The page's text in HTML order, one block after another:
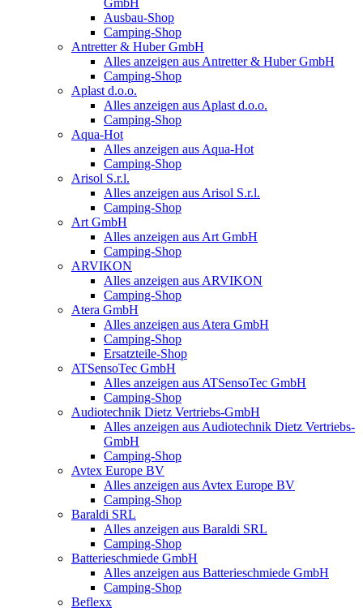
GmbH
Ausbau-Shop
Camping-Shop
Antretter & Huber GmbH
Alles anzeigen aus Antretter & Huber GmbH
Camping-Shop
Aplast d.o.o.
Alles anzeigen aus Aplast d.o.o.
Camping-Shop
Aqua-Hot
Alles anzeigen aus Aqua-Hot
Camping-Shop
Arisol S.r.l.
Alles anzeigen aus Arisol S.r.l.
Camping-Shop
Art GmbH
Alles anzeigen aus Art GmbH
Camping-Shop
ARVIKON
Alles anzeigen aus ARVIKON
Camping-Shop
Atera GmbH
Alles anzeigen aus Atera GmbH
Camping-Shop
Ersatzteile-Shop
ATSensoTec GmbH
Alles anzeigen aus ATSensoTec GmbH
Camping-Shop
Audiotechnik Dietz Vertriebs-GmbH
Alles anzeigen aus Audiotechnik Dietz Vertriebs-
GmbH
Camping-Shop
Avtex Europe BV
Alles anzeigen aus Avtex Europe BV
Camping-Shop
Baraldi SRL
Alles anzeigen aus Baraldi SRL
Camping-Shop
Batterieschmiede GmbH
Alles anzeigen aus Batterieschmiede GmbH
Camping-Shop
Beflexx